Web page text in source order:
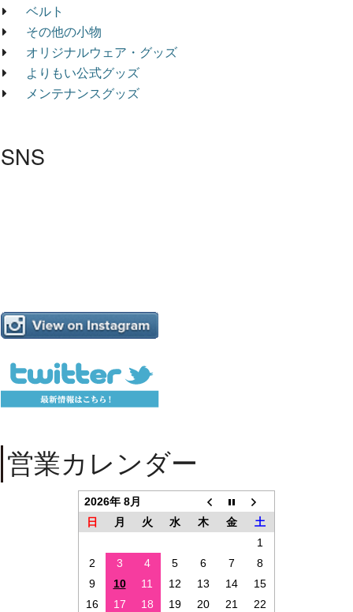
ベルト
その他の小物
オリジナルウェア・グッズ
よりもい公式グッズ
メンテナンスグッズ
SNS
営業カレンダー
2026年 8月
日
月 火 水 木 金
土
1
2
3 4 5 6 7
8
9
10 11 12 13 14
15
16
17 18 19 20 21 22